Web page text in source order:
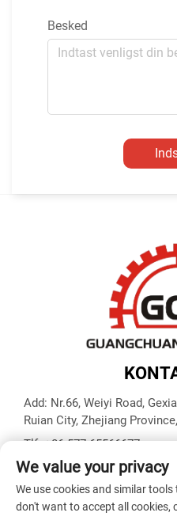
Besked
Add: Nr.66, Weiyi Road,
Ruian City, Zhejiang
Tlf.:+86-577-65566677
E-mail: [email protected]
We value your privacy
We use cookies and similar
don't want to accept all cookies,